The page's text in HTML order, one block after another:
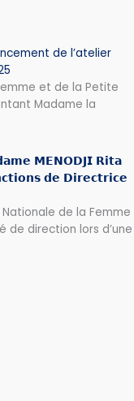
de l’atelier
et de la Petite
Madame la
𝗠𝗘𝗡𝗢𝗗𝗝𝗜 𝗥𝗶𝘁𝗮
𝗱𝗲 𝗗𝗶𝗿𝗲𝗰𝘁𝗿𝗶𝗰𝗲
de la Femme
de direction lors d’une